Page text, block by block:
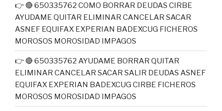
👉 🔴 650335762 COMO BORRAR DEUDAS CIRBE
AYUDAME QUITAR ELIMINAR CANCELAR SACAR
ASNEF EQUIFAX EXPERIAN BADEXCUG FICHEROS
MOROSOS MOROSIDAD IMPAGOS
👉 🔴 650335762 AYUDAME BORRAR QUITAR
ELIMINAR CANCELAR SACAR SALIR DEUDAS ASNEF
EQUIFAX EXPERIAN BADEXCUG CIRBE FICHEROS
MOROSOS MOROSIDAD IMPAGOS